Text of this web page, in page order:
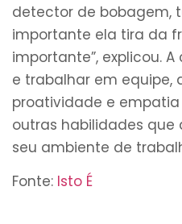
detector de bobagem,
importante ela tira da
importante”, explicou.
e trabalhar em equipe,
proatividade e
outras habilidades
seu ambiente de
Fonte: Isto É